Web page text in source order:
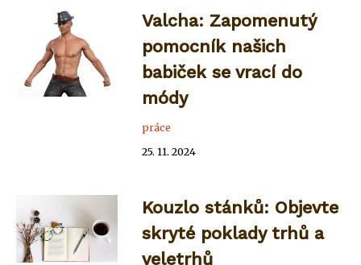
Valcha: Zapomenutý
pomocník našich
babiček se vrací do
módy
práce
25. 11. 2024
Kouzlo stánků: Objevte
skryté poklady trhů a
veletrhů